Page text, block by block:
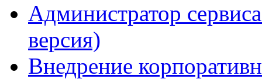
Администратор
версия)
Внедрение